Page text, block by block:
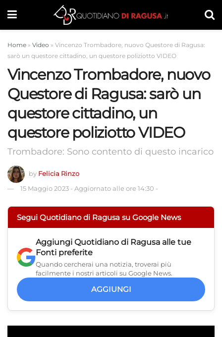
Home » Video » Vincenzo Trombadore, nuovo Questore di Ragusa:
sarò un questore cittadino, un questore poliziotto VIDEO
Vincenzo Trombadore, nuovo
Questore di Ragusa: sarò un
questore cittadino, un
questore poliziotto VIDEO
Trombadore: Sono contento di questo incarico
by Felicia Rinzo
15 Maggio 2023 - Aggiornato alle ore 14:30 -
Segui Quotidiano di Ragusa su Google News
Aggiungi Quotidiano di Ragusa alle tue
Fonti preferite
Quando cercherai una notizia, troverai più
facilmente i nostri articoli su Google News.
AGGIUNGI